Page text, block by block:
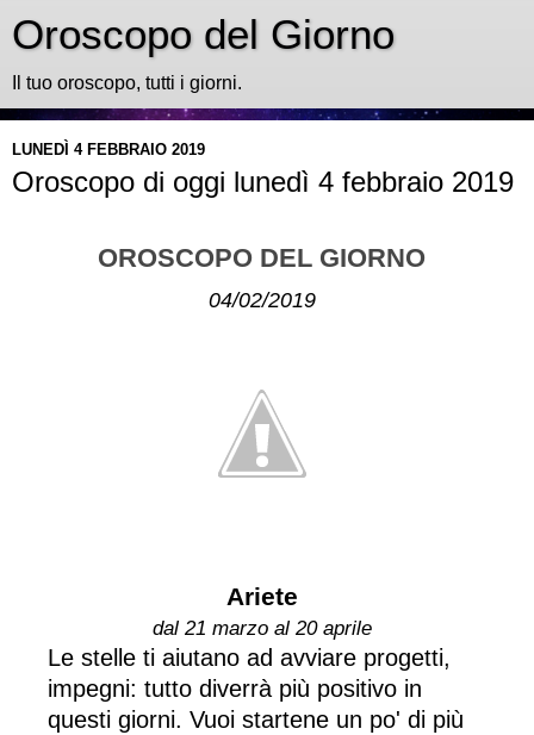
Oroscopo del Giorno
Il tuo oroscopo, tutti i giorni.
LUNEDÌ 4 FEBBRAIO 2019
Oroscopo di oggi lunedì 4 febbraio 2019
OROSCOPO DEL GIORNO
04/02/2019
Ariete
dal 21 marzo al 20 aprile
Le stelle ti aiutano ad avviare progetti,
impegni: tutto diverrà più positivo in
questi giorni. Vuoi startene un po' di più